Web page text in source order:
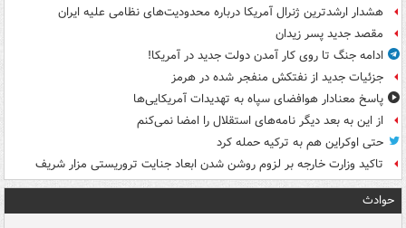
هشدار ارشدترین ژنرال آمریکا درباره محدودیت‌های نظامی علیه ایران
مقصد جدید پسر زیدان
ادامه جنگ تا روی کار آمدن دولت جدید در آمریکا!
جزئیات جدید از نفتکش منفجر شده در هرمز
پاسخ معنادار هوافضای سپاه به تهدیدات آمریکایی‌ها
از این به بعد دیگر نامه‌های استقلال را امضا نمی‌کنم
حتی اوکراین هم به ترکیه حمله کرد
تاکید وزارت خارجه بر لزوم روشن شدن ابعاد جنایت تروریستی مزار شریف
حوادث